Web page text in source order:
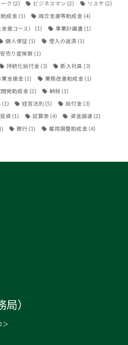
ク (2) ビジネスマン (2) リスケ (2)
成金 (1) 両立支援等助成金 (4)
援コース） (1) 事業計画書 (1)
個人保証 (1) 借入の返済 (1)
安売り症候群 (1)
持続化給付金 (3) 新入社員 (3)
支援金 (1) 業務改善助成金 (1)
発助成金 (2) 納税 (1)
(1) 経営法則 (5) 給付金 (3)
資 (1) 試算表 (4) 資金調達 (2)
銀行 (1) 雇用調整助成金 (4)
）
＞